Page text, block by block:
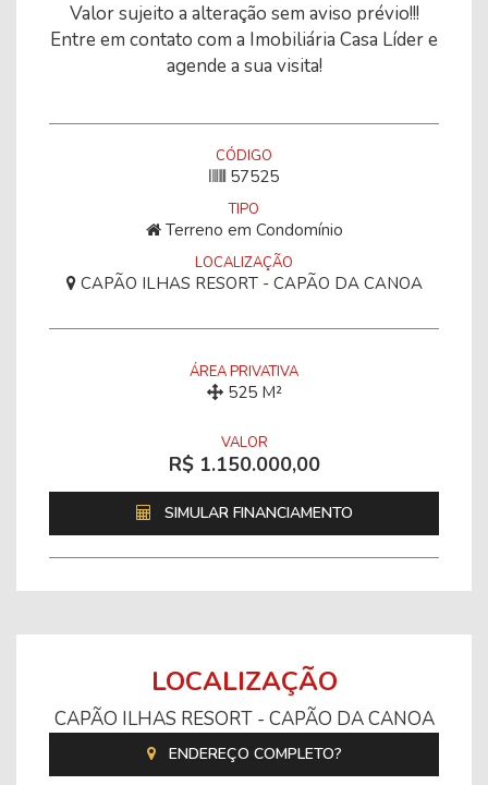
Valor sujeito a alteração sem aviso prévio!!!
Entre em contato com a Imobiliária Casa Líder e
agende a sua visita!
CÓDIGO
57525
TIPO
Terreno em Condomínio
LOCALIZAÇÃO
CAPÃO ILHAS RESORT - CAPÃO DA CANOA
ÁREA PRIVATIVA
525 M²
VALOR
R$ 1.150.000,00
SIMULAR FINANCIAMENTO
LOCALIZAÇÃO
CAPÃO ILHAS RESORT - CAPÃO DA CANOA
ENDEREÇO COMPLETO?